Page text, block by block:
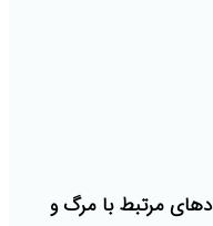
مرتبط با مرگ و